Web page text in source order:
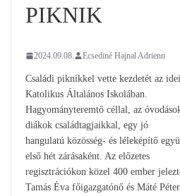
PIKNIK
2024.09.08. Ecsediné Hajnal Adrienn
Családi piknikkel vette kezdetét az
Katolikus Általános Iskolában.
Hagyományteremtő céllal, az
diákok családtagjaikkal, egy jó
hangulatú közösség- és léleképítő
első hét zárásaként. Az előzetes
regisztrációkon közel 400 ember
Tamás Éva főigazgatónő és Máté